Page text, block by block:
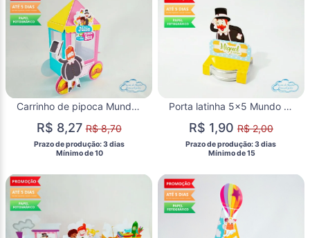
Carrinho de pipoca Mundo Bita menina
R$ 8,27R$ 8,70
Prazo de produção: 3 dias
  Mínimo de 10
Porta latinha 5x5 Mundo bita
R$ 1,90R$ 2,00
Prazo de produção: 3 dias
  Mínimo de 15